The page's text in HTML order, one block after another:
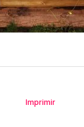
Imprimir